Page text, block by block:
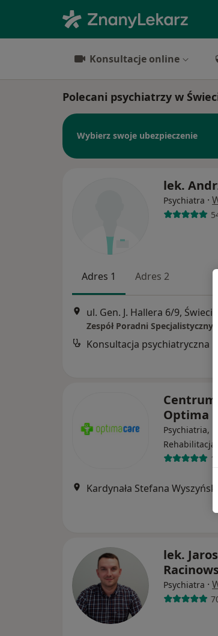
Konsultacje online
Polecani psychiatrzy w
Wybierz swoje ubezpieczenie
lek.
Psychiatra ·
Adres 1 Adres 2
ul. Gen. J. Hallera 6/9, Świecie
Zespół Poradni
Konsultacja psychiatryczna
Optima
Psychiatria,
Rehabilitacja
lek.
Psychiatra ·